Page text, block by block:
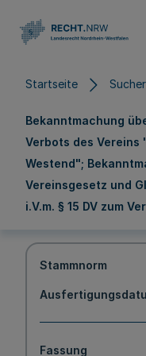
Startseite
Bekanntmachung
Verbots des Vereins
Westend";
Vereinsgesetz und
i.V.m. § 15 DV zum
Stammnorm
Fassung